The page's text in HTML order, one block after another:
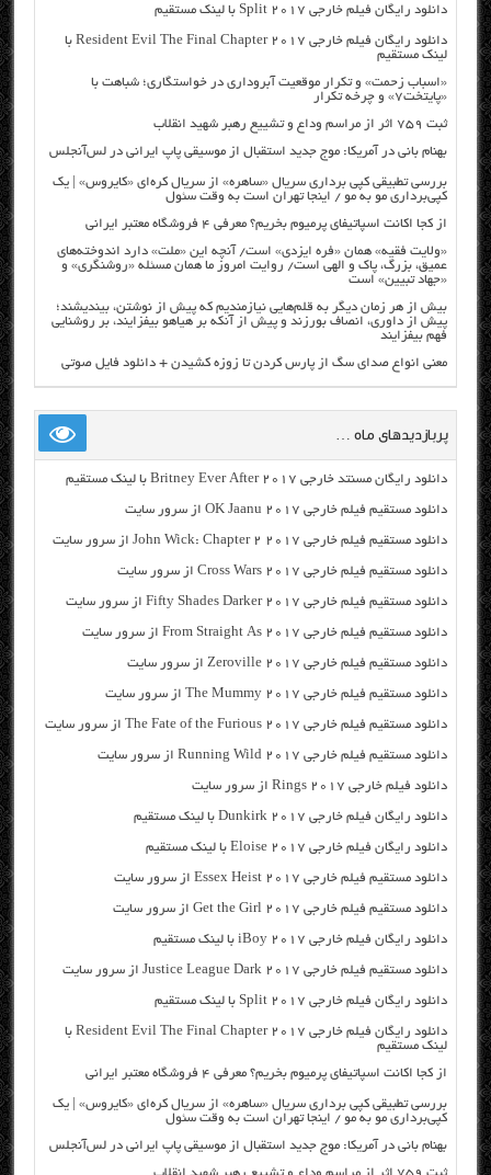
دانلود رایگان فیلم خارجی Split 2017 با لینک مستقیم
دانلود رایگان فیلم خارجی Resident Evil The Final Chapter 2017 با
لینک مستقیم
«اسباب زحمت» و تکرار موقعیت آبروداری در خواستگاری؛ شباهت با
«پایتخت۷» و چرخه تکرار
ثبت ۷۵۹ اثر از مراسم وداع و تشییع رهبر شهید انقلاب
بهنام بانی در آمریکا: موج جدید استقبال از موسیقی پاپ ایرانی در لس‌آنجلس
بررسی تطبیقی کپی برداری سریال «ساهره» از سریال کره‌ای «کایروس» | یک
کپی‌برداری مو به مو / اینجا تهران است به وقت سئول
از کجا اکانت اسپاتیفای پرمیوم بخریم؟ معرفی ۴ فروشگاه معتبر ایرانی
«ولایت فقیه» همان «فره ایزدی» است/ آنچه این «ملت» دارد اندوخته‌های
عمیق، بزرگ، پاک و الهی است/ روایت امروز ما همان مسئله «روشنگری» و
«جهاد تبیین» است
بیش از هر زمان دیگر به قلم‌هایی نیازمندیم که پیش از نوشتن، بیندیشند؛
پیش از داوری، انصاف بورزند و پیش از آنکه بر هیاهو بیفزایند، بر روشنایی
فهم بیفزایند
معنی انواع صدای سگ از پارس کردن تا زوزه کشیدن + دانلود فایل صوتی
پربازدیدهای ماه …
دانلود رایگان مسنتد خارجی Britney Ever After 2017 با لینک مستقیم
دانلود مستقیم فیلم خارجی OK Jaanu 2017 از سرور سایت
دانلود مستقیم فیلم خارجی John Wick: Chapter 2 2017 از سرور سایت
دانلود مستقیم فیلم خارجی Cross Wars 2017 از سرور سایت
دانلود مستقیم فیلم خارجی Fifty Shades Darker 2017 از سرور سایت
دانلود مستقیم فیلم خارجی From Straight As 2017 از سرور سایت
دانلود مستقیم فیلم خارجی Zeroville 2017 از سرور سایت
دانلود مستقیم فیلم خارجی The Mummy 2017 از سرور سایت
دانلود مستقیم فیلم خارجی The Fate of the Furious 2017 از سرور سایت
دانلود مستقیم فیلم خارجی Running Wild 2017 از سرور سایت
دانلود فیلم خارجی Rings 2017 از سرور سایت
دانلود رایگان فیلم خارجی Dunkirk 2017 با لینک مستقیم
دانلود رایگان فیلم خارجی Eloise 2017 با لینک مستقیم
دانلود مستقیم فیلم خارجی Essex Heist 2017 از سرور سایت
دانلود مستقیم فیلم خارجی Get the Girl 2017 از سرور سایت
دانلود رایگان فیلم خارجی iBoy 2017 با لینک مستقیم
دانلود مستقیم فیلم خارجی Justice League Dark 2017 از سرور سایت
دانلود رایگان فیلم خارجی Split 2017 با لینک مستقیم
دانلود رایگان فیلم خارجی Resident Evil The Final Chapter 2017 با
لینک مستقیم
از کجا اکانت اسپاتیفای پرمیوم بخریم؟ معرفی ۴ فروشگاه معتبر ایرانی
بررسی تطبیقی کپی برداری سریال «ساهره» از سریال کره‌ای «کایروس» | یک
کپی‌برداری مو به مو / اینجا تهران است به وقت سئول
بهنام بانی در آمریکا: موج جدید استقبال از موسیقی پاپ ایرانی در لس‌آنجلس